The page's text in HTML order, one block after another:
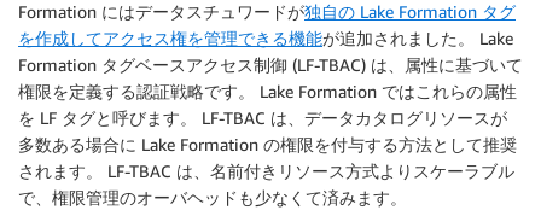
Formation にはデータスチュワードが独自の Lake Formation タグ
を作成してアクセス権を管理できる機能が追加されました。 Lake
Formation タグベースアクセス制御 (LF-TBAC) は、属性に基づいて
権限を定義する認証戦略です。 Lake Formation ではこれらの属性
を LF タグと呼びます。 LF-TBAC は、データカタログリソースが
多数ある場合に Lake Formation の権限を付与する方法として推奨
されます。 LF-TBAC は、名前付きリソース方式よりスケーラブル
で、権限管理のオーバヘッドも少なくて済みます。